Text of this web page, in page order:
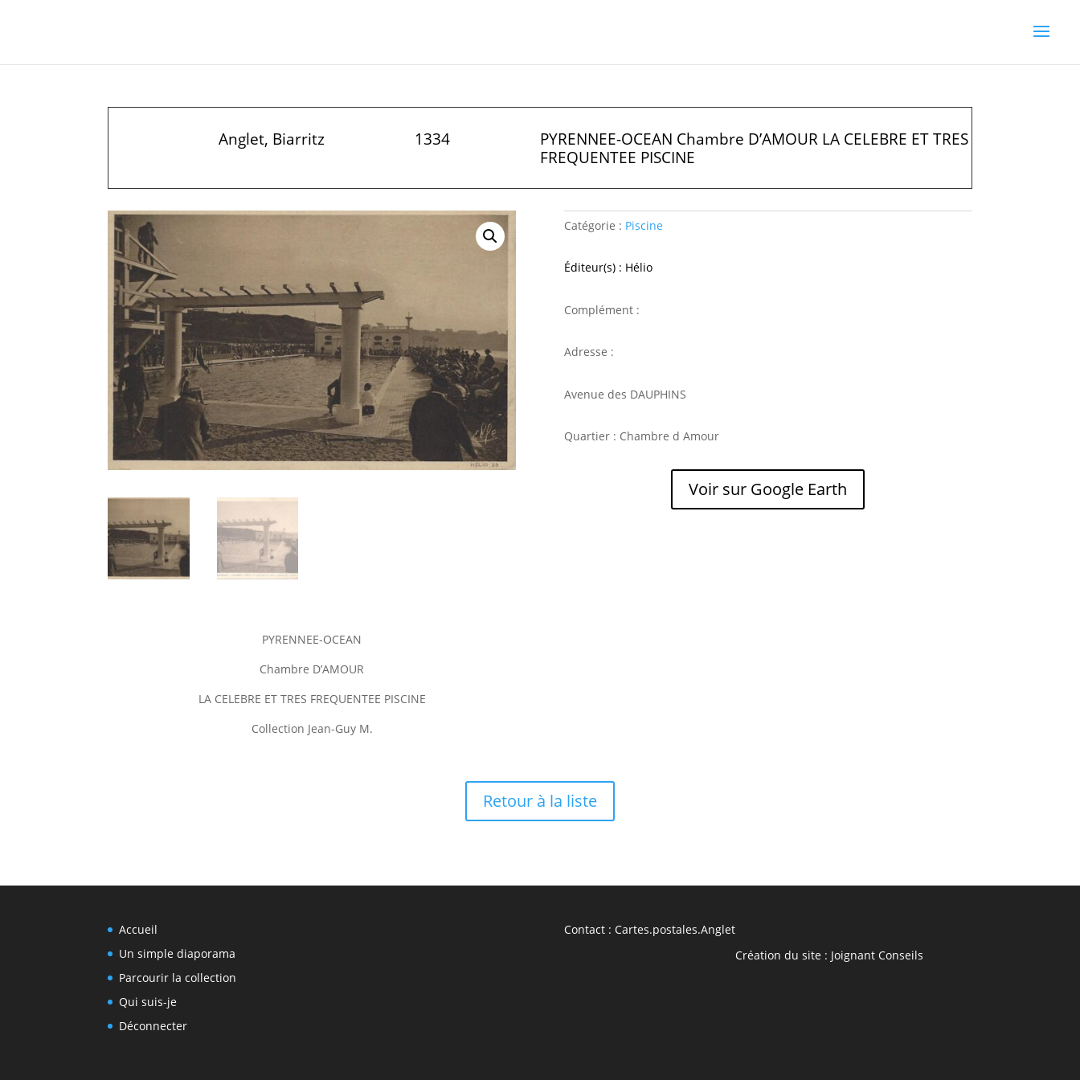
Anglet, Biarritz 1334
PYRENNEE-OCEAN Chambre D’AMOUR LA CELEBRE ET TRES
FREQUENTEE PISCINE
PYRENNEE-OCEAN
Chambre D’AMOUR
LA CELEBRE ET TRES FREQUENTEE PISCINE
Collection Jean-Guy M.
Catégorie : Piscine
Éditeur(s) : Hélio
Complément :
Adresse :
Avenue des DAUPHINS
Quartier : Chambre d Amour
Voir sur Google Earth
Retour à la liste
Accueil
Un simple diaporama
Parcourir la collection
Qui suis-je
Déconnecter
Contact : Cartes.postales.Anglet
Création du site : Joignant Conseils